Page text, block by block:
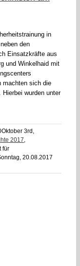
in
den
Einsatzkräfte aus
und Winkelhaid mit
machten sich die
wurden unter
Oktober 3rd,
2017,
für
20.08.2017